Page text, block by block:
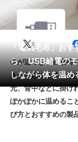
スポーツ・レジャー
パソコン・タブレット
ペット
工具・DIY
生活家電
空調・季節家電
「電気毛布」お
ら、 USB給電の
しながら体を温め
X
冬が近づき、就寝時
あると思います。そ
元、背中などに掛け
ぽかぽかに温めるこ
び方とおすすめの製